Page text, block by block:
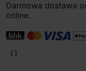
Darmowa dostawa
online.